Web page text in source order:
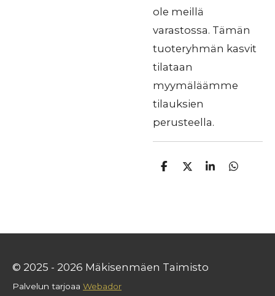
ole meillä
varastossa. Tämän
tuoteryhmän kasvit
tilataan
myymäläämme
tilauksien
perusteella.
J
J
J
J
© 2025 - 2026 Mäkisenmäen Taimisto
Palvelun tarjoaa Webador